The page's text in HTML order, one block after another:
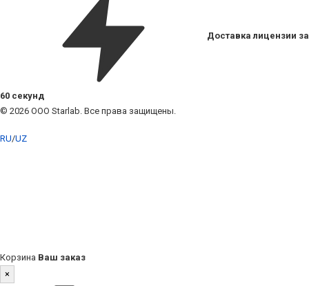
Доставка лицензии за
60 секунд
© 2026 ООО Starlab. Все права защищены.
RU/UZ
Корзина Ваш заказ
×